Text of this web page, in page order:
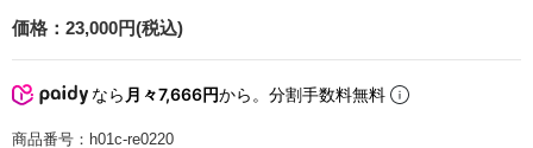
価格： 23,000円(税込)
なら 月々7,666円から。分割手数料無料
商品番号： h01c-re0220